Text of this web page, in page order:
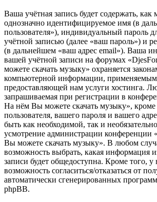
Ваша учётная запись будет содержать,
однозначно идентифицируемое имя (в
пользователя»), индивидуальный пароль
учётной записью (далее «ваш пароль») и
(в дальнейшем «ваш адрес email»). Ваша
вашей учётной записи на форумах
можете скачать музыку» охраняется
компьютерной информации,
предоставляющей нам услуги хостинга.
запрашиваемая при регистрации в
На нём Вы можете скачать музыку»,
пользователя, вашего пароля и вашего
быть как необходимой, так и
усмотрение администрации конференции
Вы можете скачать музыку». В любом
возможность выбрать, какая информация
записи будет общедоступна. Кроме того, у
возможность согласиться/отказаться от
автоматически сгенерированных
phpBB.